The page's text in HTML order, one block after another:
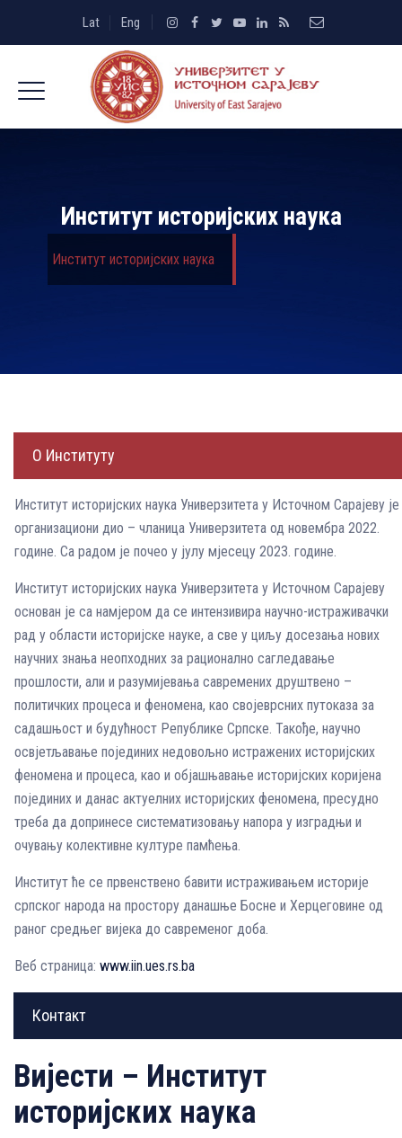
Lat Eng
Институт историјских наука
Институт историјских наука
О Институту
Институт историјских наука Универзитета у Источном Сарајеву је
организациони дио – чланица Универзитета од новембра 2022.
године. Са радом је почео у јулу мјесецу 2023. године.
Институт историјских наука Универзитета у Источном Сарајеву
основан је са намјером да се интензивира научно-истраживачки
рад у области историјске науке, а све у циљу досезања нових
научних знања неопходних за рационално сагледавање
прошлости, али и разумијевања савремених друштвено –
политичких процеса и феномена, кao својеврсних путоказа за
садашњост и будућност Републике Српске. Такође, научно
освјетљавање појединих недовољно истражених историјских
феномена и процеса, као и објашњавање историјских коријена
појединих и данас актуелних историјских феномена, пресудно
треба да допринесе систематизовању напора у изградњи и
очувању колективне културе памћења.
Институт ће се првенствено бавити истраживањем историје
српског народа на простору данашње Босне и Херцеговине од
раног средњег вијека до савременог доба.
Веб страница: www.iin.ues.rs.ba
Контакт
Вијести – Институт
историјских наука